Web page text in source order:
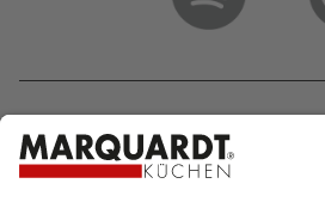
Hotline 0800 133
info@marquardt-